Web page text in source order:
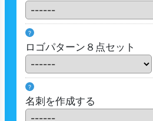
?
ロゴパターン８点セット
?
名刺を作成する